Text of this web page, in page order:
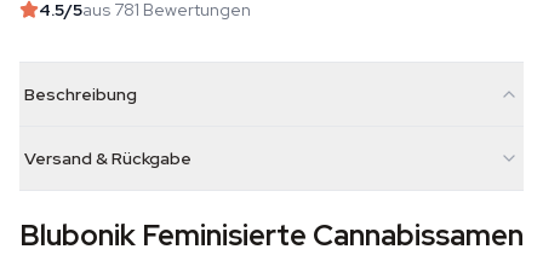
4.5/5aus 781 Bewertungen
Beschreibung
Versand & Rückgabe
Blubonik Feminisierte Cannabissamen